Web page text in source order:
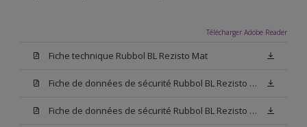
Télécharger Adobe Reader
Fiche technique Rubbol BL Rezisto Mat
Fiche de données de sécurité Rubbol BL Rezisto Mat Base W05
Fiche de données de sécurité Rubbol BL Rezisto Mat Base N00